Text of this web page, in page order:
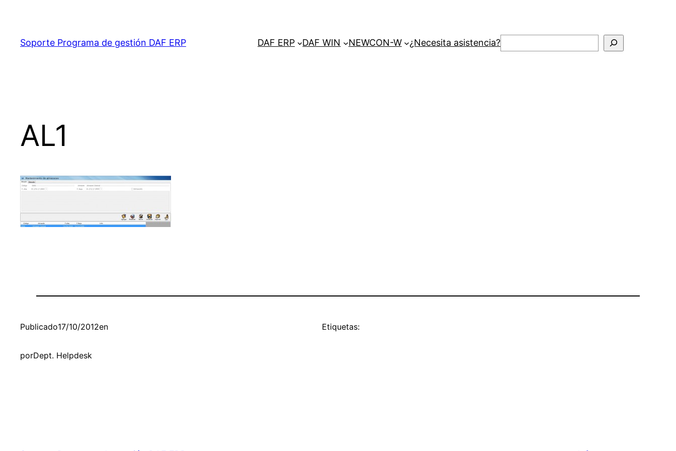
contenido
Soporte Programa de gestión DAF ERP DAF ERP DAF WIN NEWCON-W ¿Necesita asistencia?Buscar
AL1
Publicado17/10/2012en
porDept. Helpdesk
Etiquetas: